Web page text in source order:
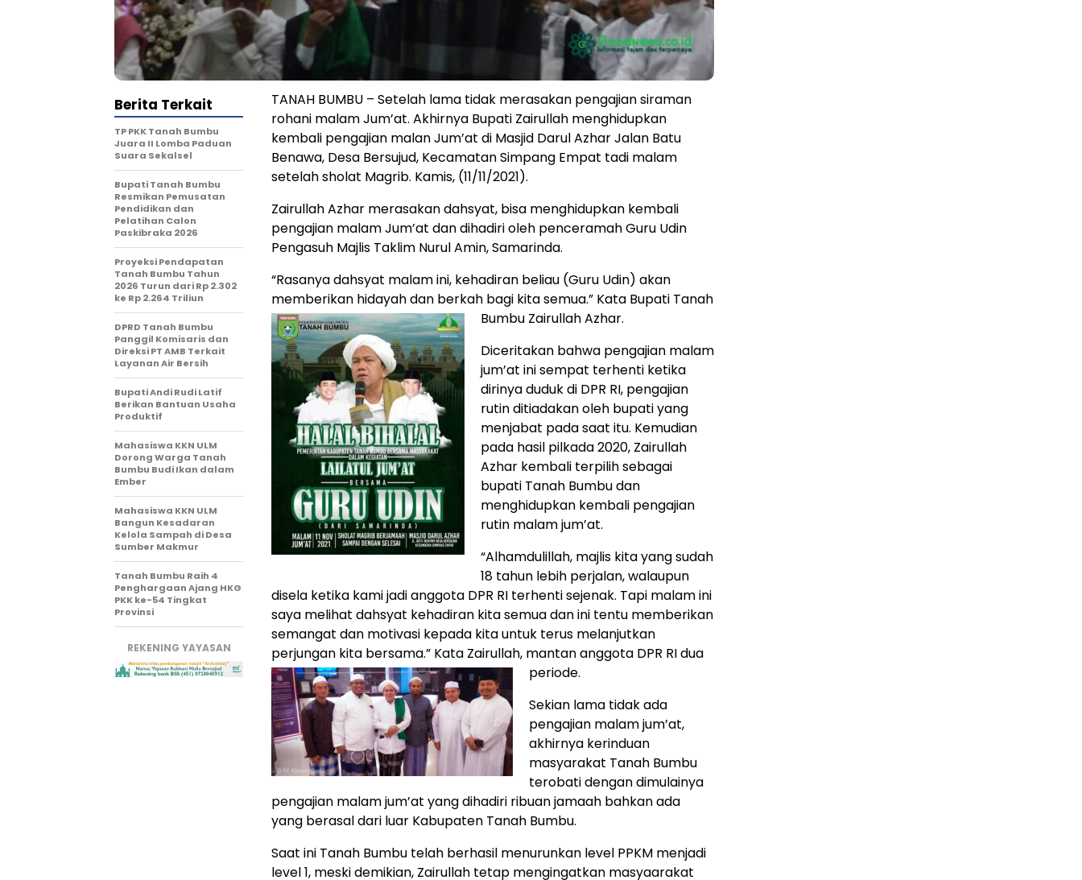
TANAH BUMBU – Setelah lama tidak merasakan pengajian siraman
rohani malam Jum’at. Akhirnya Bupati Zairullah menghidupkan
kembali pengajian malan Jum’at di Masjid Darul Azhar Jalan Batu
Benawa, Desa Bersujud, Kecamatan Simpang Empat tadi malam
setelah sholat Magrib. Kamis, (11/11/2021).
Zairullah Azhar merasakan dahsyat, bisa menghidupkan kembali
pengajian malam Jum’at dan dihadiri oleh penceramah Guru Udin
Pengasuh Majlis Taklim Nurul Amin, Samarinda.
“Rasanya dahsyat malam ini, kehadiran beliau (Guru Udin) akan
memberikan hidayah dan berkah bagi kita semua.” Kata Bupati Tanah
Bumbu Zairullah Azhar.
Diceritakan bahwa pengajian malam
jum’at ini sempat terhenti ketika
dirinya duduk di DPR RI, pengajian
rutin ditiadakan oleh bupati yang
menjabat pada saat itu. Kemudian
pada hasil pilkada 2020, Zairullah
Azhar kembali terpilih sebagai
bupati Tanah Bumbu dan
menghidupkan kembali pengajian
rutin malam jum’at.
“Alhamdulillah, majlis kita yang sudah
18 tahun lebih perjalan, walaupun
disela ketika kami jadi anggota DPR RI terhenti sejenak. Tapi malam ini
saya melihat dahsyat kehadiran kita semua dan ini tentu memberikan
semangat dan motivasi kepada kita untuk terus melanjutkan
perjungan kita bersama.” Kata Zairullah, mantan anggota DPR RI dua
periode.
Sekian lama tidak ada
pengajian malam jum’at,
akhirnya kerinduan
masyarakat Tanah Bumbu
terobati dengan dimulainya
pengajian malam jum’at yang dihadiri ribuan jamaah bahkan ada
yang berasal dari luar Kabupaten Tanah Bumbu.
Saat ini Tanah Bumbu telah berhasil menurunkan level PPKM menjadi
level 1, meski demikian, Zairullah tetap mengingatkan masyaarakat
Berita Terkait
TP PKK Tanah Bumbu
Juara II Lomba Paduan
Suara Sekalsel
Bupati Tanah Bumbu
Resmikan Pemusatan
Pendidikan dan
Pelatihan Calon
Paskibraka 2026
Proyeksi Pendapatan
Tanah Bumbu Tahun
2026 Turun dari Rp 2.302
ke Rp 2.264 Triliun
DPRD Tanah Bumbu
Panggil Komisaris dan
Direksi PT AMB Terkait
Layanan Air Bersih
Bupati Andi Rudi Latif
Berikan Bantuan Usaha
Produktif
Mahasiswa KKN ULM
Dorong Warga Tanah
Bumbu Budi Ikan dalam
Ember
Mahasiswa KKN ULM
Bangun Kesadaran
Kelola Sampah di Desa
Sumber Makmur
Tanah Bumbu Raih 4
Penghargaan Ajang HKG
PKK ke-54 Tingkat
Provinsi
REKENING YAYASAN